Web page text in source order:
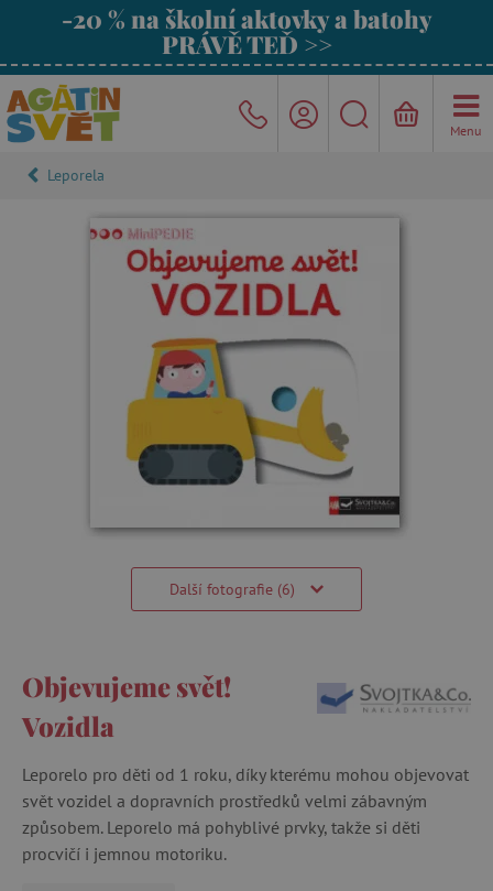
-20 % na školní aktovky a batohy
PRÁVĚ TEĎ >>
Menu
Leporela
Další fotografie (6)
Objevujeme svět!
Vozidla
Leporelo pro děti od 1 roku, díky kterému mohou objevovat
svět vozidel a dopravních prostředků velmi zábavným
způsobem. Leporelo má pohyblivé prvky, takže si děti
procvičí i jemnou motoriku.